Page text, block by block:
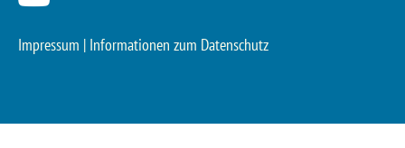
Impressum | Informationen zum Datenschutz